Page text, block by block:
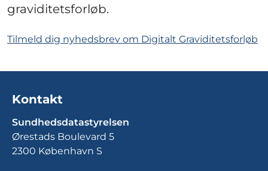
graviditetsforløb.
Tilmeld dig nyhedsbrev om Digitalt Graviditetsforløb
Kontakt
Sundhedsdatastyrelsen
Ørestads Boulevard 5
2300 København S